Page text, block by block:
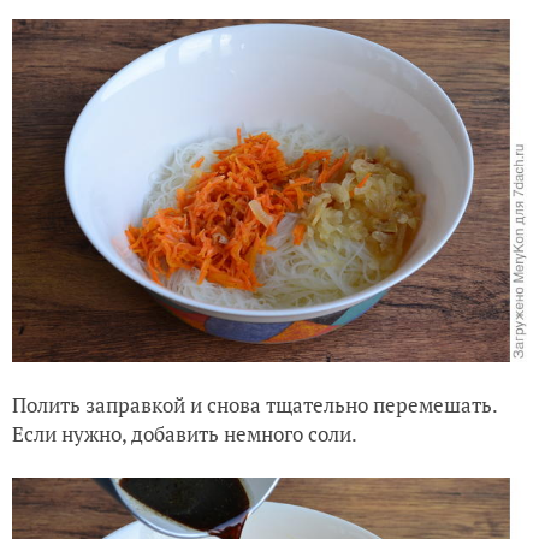
Полить заправкой и снова тщательно перемешать.
Если нужно, добавить немного соли.